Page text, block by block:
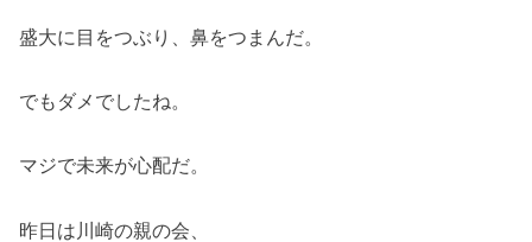
盛大に目をつぶり、鼻をつまんだ。
でもダメでしたね。
マジで未来が心配だ。
昨日は川崎の親の会、